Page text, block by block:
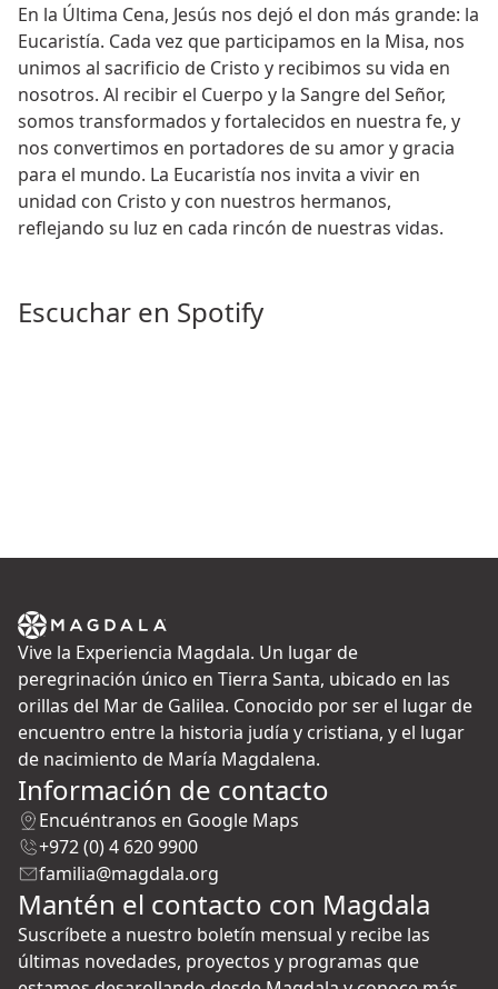
En la Última Cena, Jesús nos dejó el don más grande: la
Eucaristía. Cada vez que participamos en la Misa, nos
unimos al sacrificio de Cristo y recibimos su vida en
nosotros. Al recibir el Cuerpo y la Sangre del Señor,
somos transformados y fortalecidos en nuestra fe, y
nos convertimos en portadores de su amor y gracia
para el mundo. La Eucaristía nos invita a vivir en
unidad con Cristo y con nuestros hermanos,
reflejando su luz en cada rincón de nuestras vidas.
Escuchar en Spotify
Vive la Experiencia Magdala. Un lugar de
peregrinación único en Tierra Santa, ubicado en las
orillas del Mar de Galilea. Conocido por ser el lugar de
encuentro entre la historia judía y cristiana, y el lugar
de nacimiento de María Magdalena.
Información de contacto
Encuéntranos en Google Maps
+972 (0) 4 620 9900
familia@magdala.org
Mantén el contacto con Magdala
Suscríbete a nuestro boletín mensual y recibe las
últimas novedades, proyectos y programas que